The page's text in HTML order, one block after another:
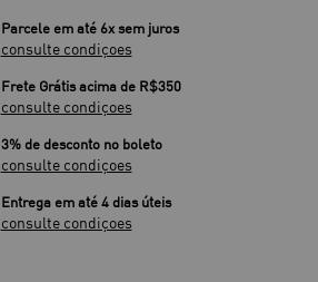
Parcele em até 6x sem juros
consulte condiçoes
Frete Grátis acima de R$350
consulte condiçoes
3% de desconto no boleto
consulte condiçoes
Entrega em até 4 dias úteis
consulte condiçoes